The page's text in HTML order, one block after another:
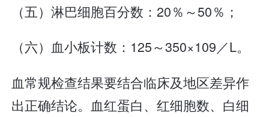
（五）淋巴细胞百分数：20％～50％；
（六）血小板计数：125～350×109／L。
血常规检查结果要结合临床及地区差异作
出正确结论。血红蛋白、红细胞数、白细